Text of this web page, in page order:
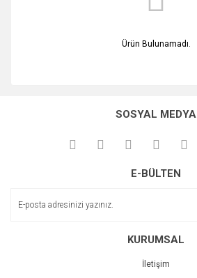
Ürün Bulunamadı.
SOSYAL MEDYA
E-BÜLTEN
KURUMSAL
İletişim